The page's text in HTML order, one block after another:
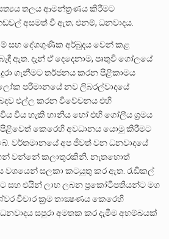
තලය ආමන්ත්‍රණය කිරීමට
අසමත් වී ඇත; එනම්, ධනවාදය.
සහ දේශගුණික අර්බුදය වෙන් කළ
ඇත. දැන් ඒ දෙදෙනාම, පෘතුවි ගෝලයේ
ගැනීමට තර්ජනය කරන පිළිකාමය
පරිමානයේ නව ලිබරල්වාදයේ
එල්ල කරන විවේචනය එහි
විය හැකි හානිය හෝ එහි ගෝලීය ශ්‍රමය
කෙරෙහි අවධානය යොමු කිරීමට
වර්තමානයේ අප ජීවත් වන ධනවාදයේ
වන්නේ කලාතුරකිනි. නැතහොත්
වශයෙන් සලකා කටයුතු කර ඇත. රැඩිකල්
සහ එයින් ලාභ ලබන ප්‍රකෝටිපතියන්ට මග
විචාර ක්‍රම තාක්‍ෂණය කෙරෙහි
සපුරා අමතක කර දැමීම අහම්බයක්